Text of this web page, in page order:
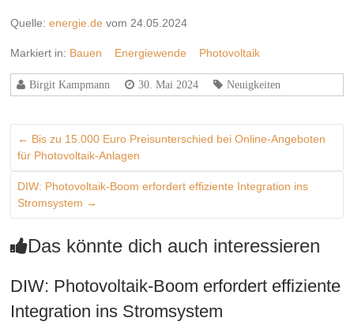
Quelle:energie.de vom 24.05.2024
Markiert in: Bauen Energiewende Photovoltaik
Birgit Kampmann 30. Mai 2024 Neuigkeiten
← Bis zu 15.000 Euro Preisunterschied bei Online-Angeboten
für Photovoltaik-Anlagen
DIW: Photovoltaik-Boom erfordert effiziente Integration ins
Stromsystem →
Das könnte dich auch interessieren
DIW: Photovoltaik-Boom erfordert effiziente
Integration ins Stromsystem